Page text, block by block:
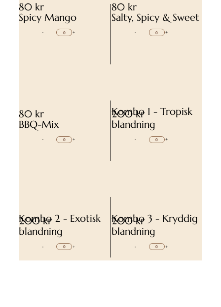
80 kr
Spicy Mango
- +
80 kr
Salty, Spicy & Sweet
- +
80 kr
BBQ-Mix
- +
200 kr
Kombo 1 - Tropisk
blandning
- +
200 kr
Kombo 2 - Exotisk
blandning
- +
200 kr
Kombo 3 - Kryddig
blandning
- +